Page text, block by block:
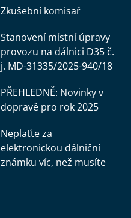
Zkušební komisař
Stanovení místní úpravy
provozu na dálnici D35 č.
j. MD-31335/2025-940/18
PŘEHLEDNĚ: Novinky v
dopravě pro rok 2025
Neplaťte za
elektronickou dálniční
známku víc, než musíte